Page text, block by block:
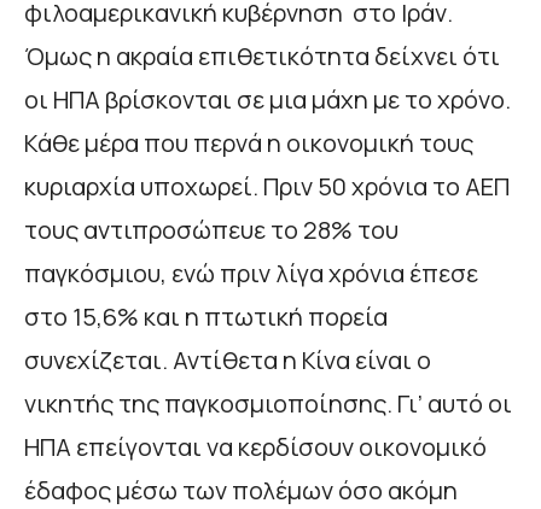
φιλοαμερικανική κυβέρνηση στο Ιράν.
Όμως η ακραία επιθετικότητα δείχνει ότι
οι ΗΠΑ βρίσκονται σε μια μάχη με το χρόνο.
Κάθε μέρα που περνά η οικονομική τους
κυριαρχία υποχωρεί. Πριν 50 χρόνια το ΑΕΠ
τους αντιπροσώπευε το 28% του
παγκόσμιου, ενώ πριν λίγα χρόνια έπεσε
στο 15,6% και η πτωτική πορεία
συνεχίζεται. Αντίθετα η Κίνα είναι ο
νικητής της παγκοσμιοποίησης. Γι’ αυτό οι
ΗΠΑ επείγονται να κερδίσουν οικονομικό
έδαφος μέσω των πολέμων όσο ακόμη